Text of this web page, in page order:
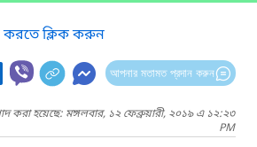
করতে ক্লিক করুন
আপনার মতামত প্রদান করুন
করা হয়েছে: মঙ্গলবার, ১২ ফেব্রুয়ারী, ২০১৯ এ ১২:২৩
PM